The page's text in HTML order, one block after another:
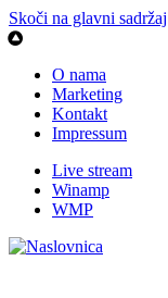
Skoči na glavni sadržaj
O nama
Marketing
Kontakt
Impressum
Live stream
Winamp
WMP